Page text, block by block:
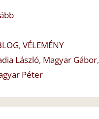
,VÉLEMÉNY
László, Magyar Gábor,
Péter